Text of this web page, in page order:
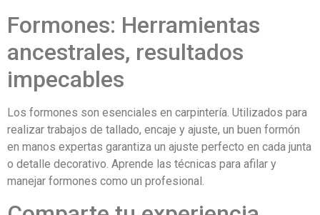
Formones: Herramientas
ancestrales, resultados
impecables
Los formones son esenciales en carpintería. Utilizados para
realizar trabajos de tallado, encaje y ajuste, un buen formón
en manos expertas garantiza un ajuste perfecto en cada junta
o detalle decorativo. Aprende las técnicas para afilar y
manejar formones como un profesional.